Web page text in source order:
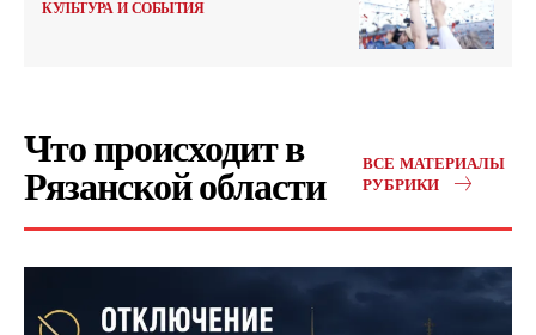
КУЛЬТУРА И СОБЫТИЯ
Что происходит в
Рязанской области
ВСЕ МАТЕРИАЛЫ
РУБРИКИ